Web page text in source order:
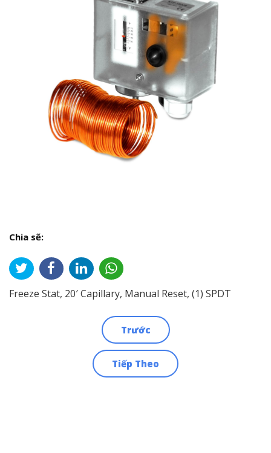
Chia sẽ:
Freeze Stat, 20′ Capillary, Manual Reset, (1) SPDT
Trước
Tiếp Theo